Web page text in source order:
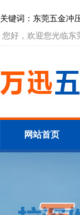
关键词：东莞五金冲
您好，欢迎您光临东
网站首页